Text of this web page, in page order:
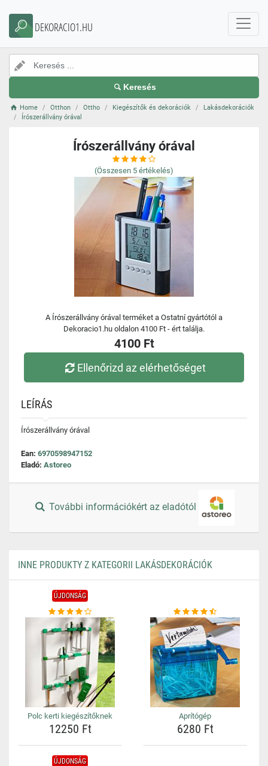
DEKORACIO1.HU
Keresés
Home Otthon Ottho Kiegészítők és dekorációk
Lakásdekorációk
Írószerállvány órával
Írószerállvány órával
(Összesen 5 értékelés)
A Írószerállvány órával terméket a Ostatní gyártótól a
Dekoracio1.hu oldalon 4100 Ft - ért találja.
4100 Ft
Ellenőrizd az elérhetőséget
LEÍRÁS
Írószerállvány órával
Ean: 6970598947152
Eladó: Astoreo
További információkért az eladótól
INNE PRODUKTY Z KATEGORII LAKÁSDEKORÁCIÓK
ÚJDONSÁG
Polc kerti kiegészítőknek
12250 Ft
Aprítógép
6280 Ft
ÚJDONSÁG